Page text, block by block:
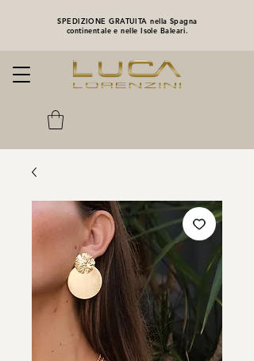
SPEDIZIONE GRATUITA nella Spagna
continentale e nelle Isole Baleari.